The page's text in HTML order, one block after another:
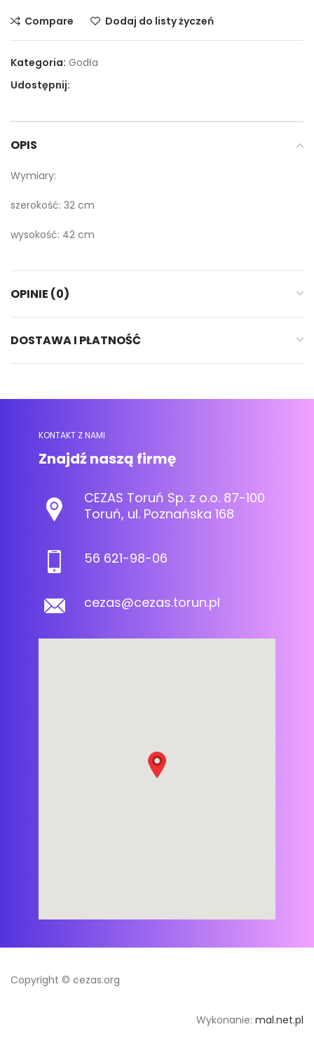
Compare Dodaj do listy życzeń
Kategoria: Godła
Udostępnij:
OPIS
Wymiary:
szerokość: 32 cm
wysokość: 42 cm
OPINIE (0)
DOSTAWA I PŁATNOŚĆ
KONTAKT Z NAMI
Znajdź naszą firmę
CEZAS Toruń Sp. z o.o. 87-100
Toruń, ul. Poznańska 168
56 621-98-06
cezas@cezas.torun.pl
Copyright © cezas.org
Wykonanie: mal.net.pl